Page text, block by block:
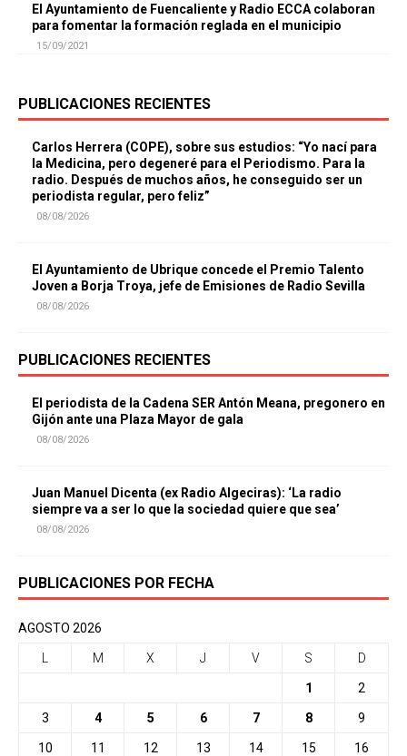
El Ayuntamiento de Fuencaliente y Radio ECCA colaboran
para fomentar la formación reglada en el municipio
15/09/2021
PUBLICACIONES RECIENTES
Carlos Herrera (COPE), sobre sus estudios: “Yo nací para
la Medicina, pero degeneré para el Periodismo. Para la
radio. Después de muchos años, he conseguido ser un
periodista regular, pero feliz”
08/08/2026
El Ayuntamiento de Ubrique concede el Premio Talento
Joven a Borja Troya, jefe de Emisiones de Radio Sevilla
08/08/2026
PUBLICACIONES RECIENTES
El periodista de la Cadena SER Antón Meana, pregonero en
Gijón ante una Plaza Mayor de gala
08/08/2026
Juan Manuel Dicenta (ex Radio Algeciras): ‘La radio
siempre va a ser lo que la sociedad quiere que sea’
08/08/2026
PUBLICACIONES POR FECHA
AGOSTO 2026
M X J V S D
1 2
3 4 5 6 7 8 9
10 11 12 13 14 15 16